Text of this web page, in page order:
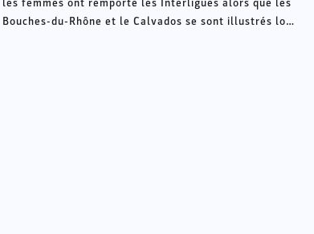
Bouches-du-Rhône et le Calvados se sont illustrés lors